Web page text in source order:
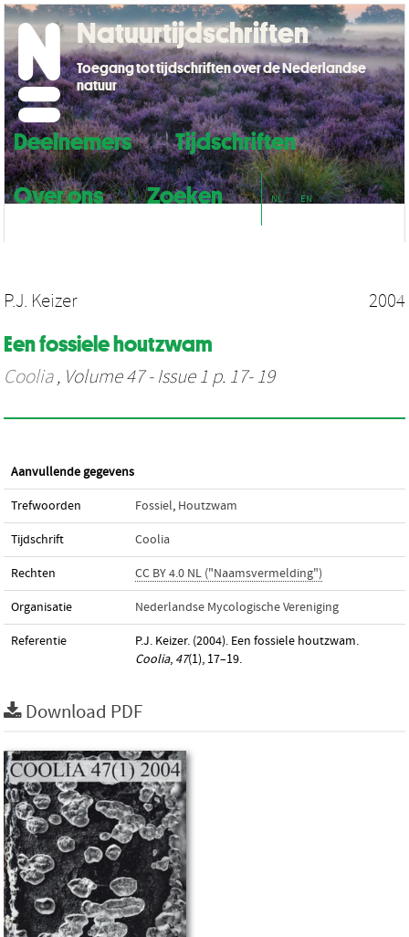
Deelnemers
Tijdschriften
Over ons
Zoeken NL EN
Natuurtijdschriften
Toegang tot tijdschriften over de Nederlandse
natuur
P.J. Keizer 2004
Een fossiele houtzwam
Coolia, Volume 47 - Issue 1 p. 17- 19
Aanvullende gegevens
Trefwoorden Fossiel, Houtzwam
Tijdschrift Coolia
Rechten CC BY 4.0 NL ("Naamsvermelding")
Organisatie Nederlandse Mycologische Vereniging
Referentie
P.J. Keizer. (2004). Een fossiele houtzwam.
Coolia, 47(1), 17–19.
Download PDF